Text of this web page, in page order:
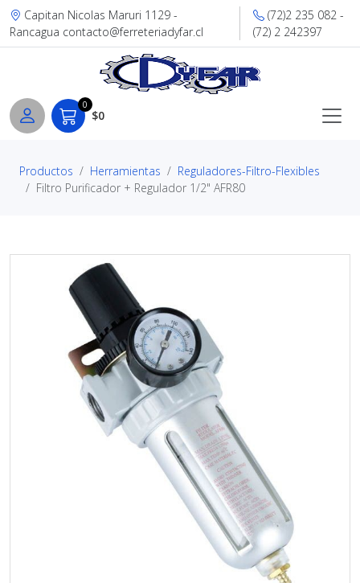
Capitan Nicolas Maruri 1129 -
Rancagua contacto@ferreteriadyfar.cl
(72)2 235 082 -
(72) 2 242397
0
$0
Productos Herramientas
Reguladores-Filtro-Flexibles
Filtro Purificador + Regulador 1/2" AFR80